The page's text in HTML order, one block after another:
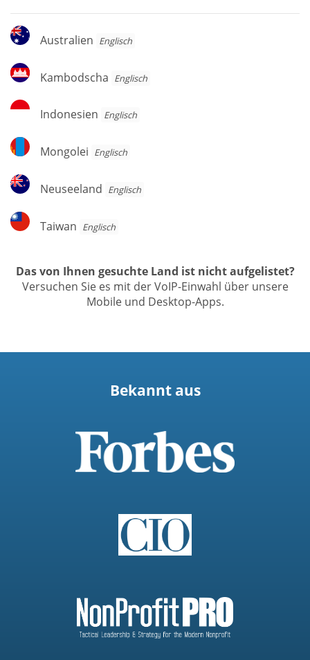
Australien
Australien Englisch
Kambodscha
Kambodscha Englisch
Indonesien
Indonesien Englisch
Mongolei
Mongolei Englisch
Neuseeland
Neuseeland Englisch
Taiwan
Taiwan Englisch
Das von Ihnen gesuchte Land ist nicht aufgelistet?
Versuchen Sie es mit der VoIP-Einwahl über unsere
Mobile und Desktop-Apps.
Bekannt aus